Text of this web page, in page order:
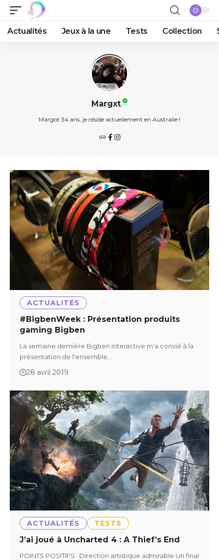
Actualités Jeux à la une Tests Collection
Margxt
Margot 34 ans, je réside actuellement en Australie !
ACTUALITÉS
#BigbenWeek : Présentation produits
gaming Bigben
La semaine dernière Bigben Interactive m'a convié à la
présentation de l'ensemble…
28 avril 2019
ACTUALITÉS TESTS
J’ai joué à Uncharted 4 : A Thief’s End
POINTS POSITIFS : Direction artistique admirable Un final